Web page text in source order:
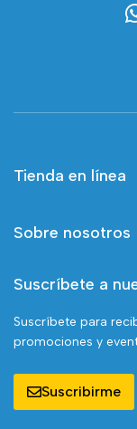
Tienda en línea
Sobre nosotros
Suscríbete a
Suscríbete para
promociones y
Suscribirme